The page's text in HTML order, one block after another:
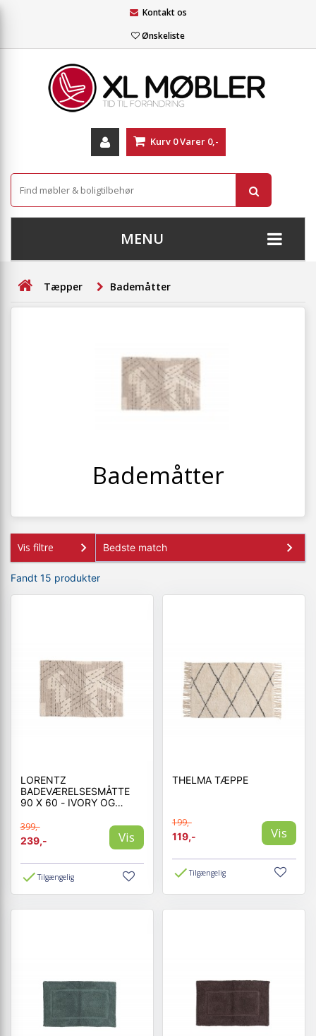
Kontakt os
Ønskeliste
Kurv 0Varer 0,-
MENU
+
STUE
+
OUTLET
Tæpper Bademåtter
Bademåtter
Vis filtre
Fandt 15 produkter
LORENTZ
BADEVÆRELSESMÅTTE
90 X 60 - IVORY OG
399,-
239,-
Vis
Tilgængelig
THELMA TÆPPE
199,-
119,-
Vis
Tilgængelig